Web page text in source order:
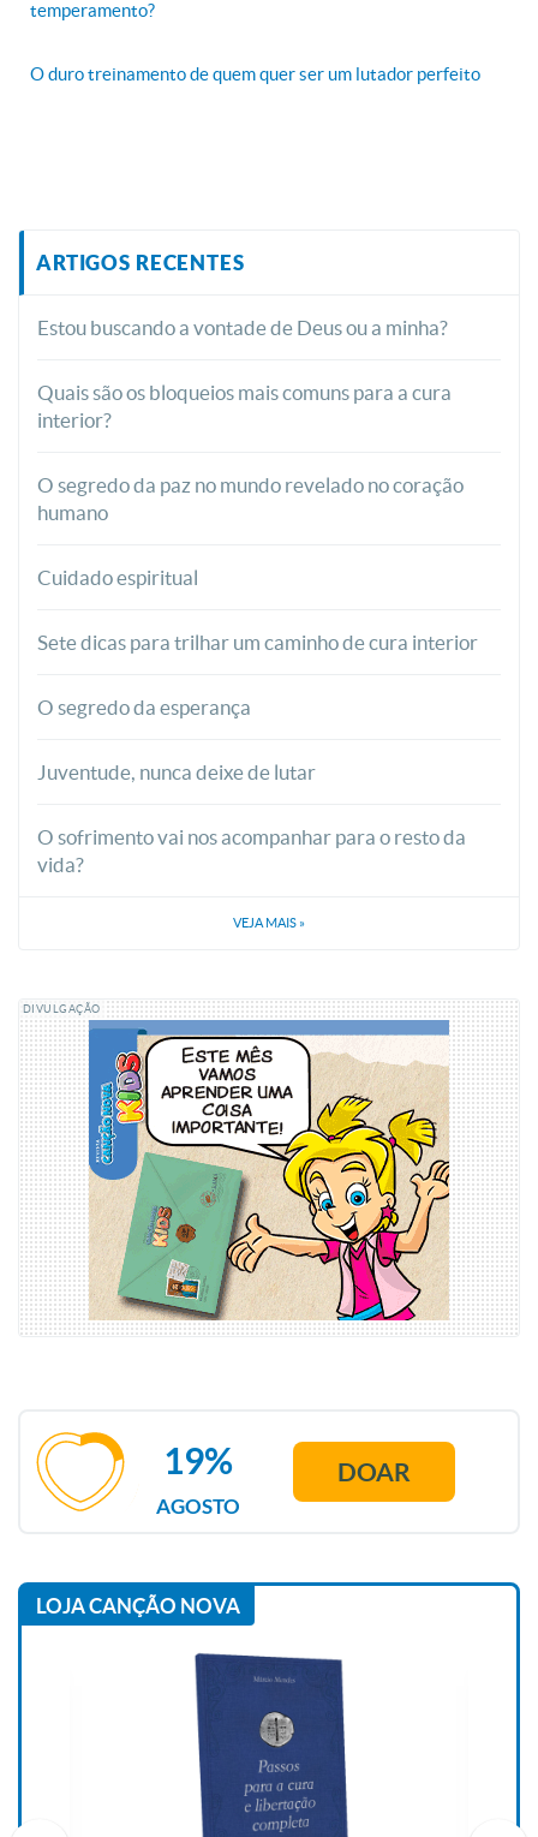
temperamento?
O duro treinamento de quem quer ser um lutador perfeito
ARTIGOS RECENTES
Estou buscando a vontade de Deus ou a minha?
Quais são os bloqueios mais comuns para a cura
interior?
O segredo da paz no mundo revelado no coração
humano
Cuidado espiritual
Sete dicas para trilhar um caminho de cura interior
O segredo da esperança
Juventude, nunca deixe de lutar
O sofrimento vai nos acompanhar para o resto da
vida?
VEJA MAIS »
DIVULGAÇÃO
AGOSTO
19% DOAR
LOJA CANÇÃO NOVA